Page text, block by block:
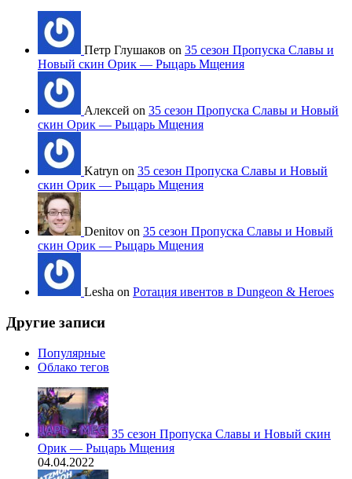
Петр Глушаков on 35 сезон Пропуска Славы и
Новый скин Орик — Рыцарь Мщения
Алексей on 35 сезон Пропуска Славы и Новый
скин Орик — Рыцарь Мщения
Katryn on 35 сезон Пропуска Славы и Новый
скин Орик — Рыцарь Мщения
Denitov on 35 сезон Пропуска Славы и Новый
скин Орик — Рыцарь Мщения
Lesha on Ротация ивентов в Dungeon & Heroes
Другие записи
Популярные
Облако тегов
35 сезон Пропуска Славы и Новый скин
Орик — Рыцарь Мщения
04.04.2022